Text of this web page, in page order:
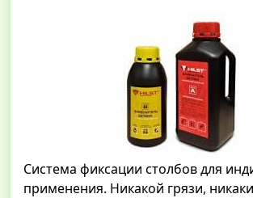
Cистема фиксации столбов для
применения. Никакой грязи,